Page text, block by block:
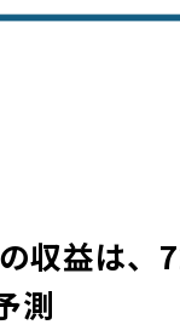
収益は
測